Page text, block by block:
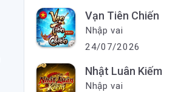
Vạn Tiên Chiến
Nhập vai
24/07/2026
Nhật Luân Kiếm
Nhập vai